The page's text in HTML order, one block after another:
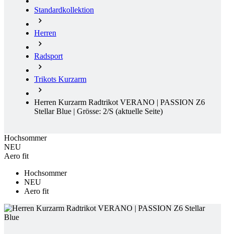
Radsport
Trikots Kurzarm
Herren Kurzarm Radtrikot VERANO | PASSION Z6
Stellar Blue | Grösse: 2/S
Hochsommer
NEU